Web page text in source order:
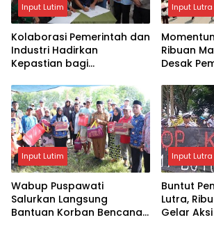
Input Lutim
Kolaborasi Pemerintah dan
Industri Hadirkan
Kepastian bagi
Pemkab Luwu Timur
Sepakati Penyelesaian
Lahan Old Camp
Input Lutra
Ribuan
Desak
Input Lutim
Wabup Puspawati
Salurkan Langsung
Bantuan Korban Bencana
Input Lutra
Buntut
Lutra,
Gelar